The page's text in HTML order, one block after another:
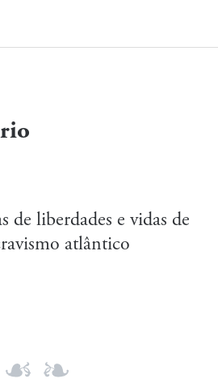
de liberdades e vidas de
atlântico